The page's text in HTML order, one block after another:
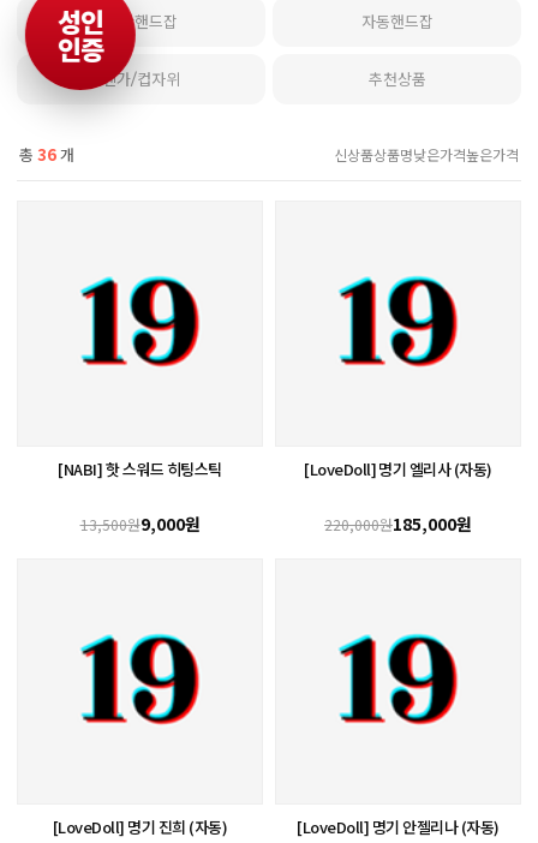
일반핸드잡 자동핸드잡
텐가/컵자위 추천상품
총 36개 신상품상품명낮은가격높은가격
[NABI] 핫 스워드 히팅스틱
13,500원9,000원
[LoveDoll] 명기 엘리사 (자동)
220,000원185,000원
[LoveDoll] 명기 진희 (자동) [LoveDoll] 명기 안젤리나 (자동)
성인
인증